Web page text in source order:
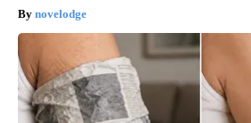
novelodge